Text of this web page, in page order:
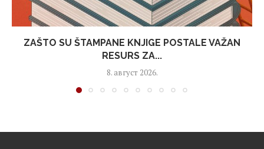
ZAŠTO SU ŠTAMPANE KNJIGE POSTALE VAŽAN
RESURS ZA...
8. август 2026.